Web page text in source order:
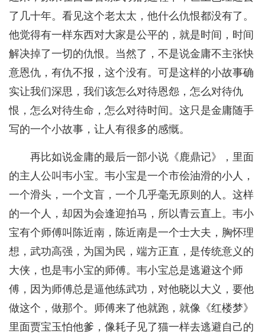
了几十年。看见这个老太太，他什么仇恨都没有了。
他觉得有一样东西对大家是公平的，就是时间，时间
解决掉了一切的仇恨。当然了，不是说金庸不主张快
意恩仇，有仇不报，这个没有。可是这样的小故事确
实让我们深思，我们该怎么对待恩怨，怎么对待仇
恨，怎么对待生命，怎么对待时间。这只是金庸随手
写的一个小故事，让人有很多的感慨。
再比如说金庸的最后一部小说《鹿鼎记》，里面
的主人公叫韦小宝。韦小宝是一个市侩油滑的小人，
一个滑头，一个文盲，一个几乎毫无原则的人。这样
的一个人，却因为会逢迎拍马，所以青云直上。韦小
宝有个师傅叫陈近南，陈近南是一个士大夫，胸怀理
想，武功高强，为国为民，端方正直，是传统意义的
大侠，也是韦小宝的师傅。韦小宝总是逃避这个师
傅，因为师傅总是逼他练武功，对他晓以大义，要他
做这个，做那个。师傅来了他就跑，就像《红楼梦》
里面贾宝玉怕他爹，像耗子见了猫一样去逃避自己的